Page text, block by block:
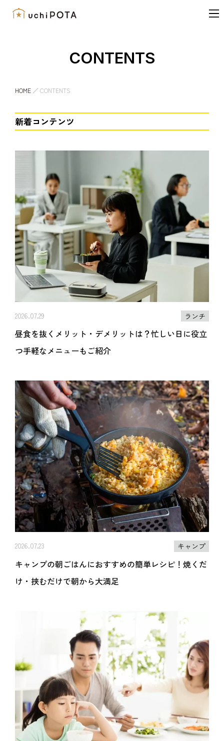
CONTENTS
HOME ／ CONTENTS
新着コンテンツ
ランチ
昼食を抜くメリット・デメリットは？忙しい日に役立
つ手軽なメニューもご紹介
2026.07.29
キャンプ
キャンプの朝ごはんにおすすめの簡単レシピ！焼くだ
け・挟むだけで朝から大満足
2026.07.23
ジ
ー
ジ
ー
ジ